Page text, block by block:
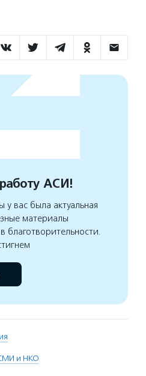
АСИ!
вас была актуальная
материалы
благотворительности.
и НКО